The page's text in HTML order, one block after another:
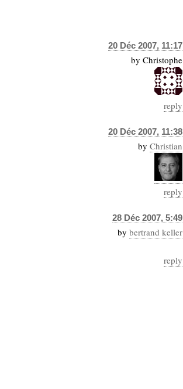
20 Déc 2007, 11:17
by Christophe
reply
20 Déc 2007, 11:38
by Christian
reply
28 Déc 2007, 5:49
by bertrand keller
reply